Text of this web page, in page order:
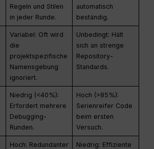
Regeln und Stilen
in jeder Runde.
automatisch
beständig.
Variabel: Oft wird
die
projektspezifische
Namensgebung
ignoriert.
Unbedingt: Hält
sich an strenge
Repository-
Standards.
Niedrig (<40%):
Erfordert mehrere
Debugging-
Runden.
Hoch (>85%):
Serienreifer Code
beim ersten
Versuch.
Hoch: Redundanter
Niedrig: Effiziente